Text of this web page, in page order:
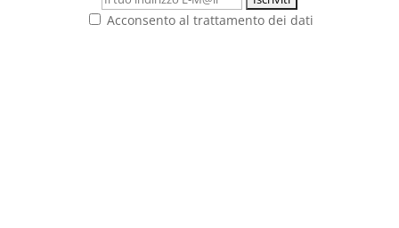
Acconsento al trattamento dei dati